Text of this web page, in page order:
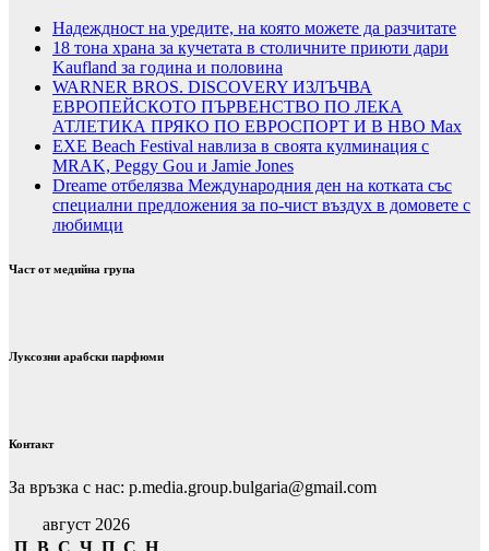
Надеждност на уредите, на която можете да разчитате
18 тона храна за кучетата в столичните приюти дари
Kaufland за година и половина
WARNER BROS. DISCOVERY ИЗЛЪЧВА
ЕВРОПЕЙСКОТО ПЪРВЕНСТВО ПО ЛЕКА
АТЛЕТИКА ПРЯКО ПО ЕВРОСПОРТ И В НВО Мах
EXE Beach Festival навлиза в своята кулминация с
MRAK, Peggy Gou и Jamie Jones
Dreame отбелязва Международния ден на котката със
специални предложения за по-чист въздух в домовете с
любимци
Част от медийна група
Луксозни арабски парфюми
Контакт
За връзка с нас: p.media.group.bulgaria@gmail.com
август 2026